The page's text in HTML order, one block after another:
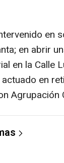
en
en abrir
en la Calle
en
Agrupación